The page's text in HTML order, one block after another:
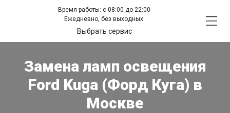
Время работы: с 08:00 до 22:00
Ежедневно, без выходных.
Выбрать сервис
Замена ламп освещения
Ford Kuga (Форд Куга) в
Москве